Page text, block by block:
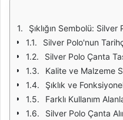
Şıklığın Sembolü: Silver
Silver Polo'nun
Silver Polo Çanta
Kalite ve Malzeme
Şıklık ve
Farklı Kullanım
Silver Polo Çanta